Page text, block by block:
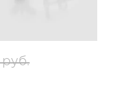
руб.